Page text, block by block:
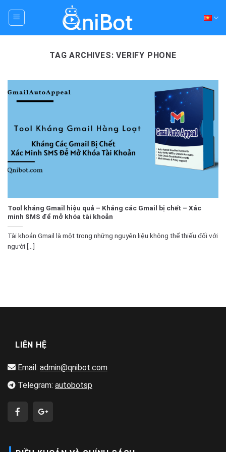
TAG ARCHIVES:VERIFY PHONE
Tool kháng Gmail hiệu quả – Kháng các Gmail bị chết – Xác
minh SMS để mở khóa tài khoản
Tài khoản Gmail là một trong những nguyên liệu không thể thiếu đối với
người [...]
LIÊN HỆ
Email: admin@qnibot.com
Telegram: autobotsp